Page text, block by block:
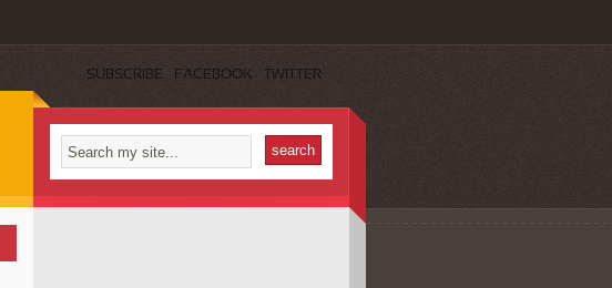
SUBSCRIBE FACEBOOK TWITTER